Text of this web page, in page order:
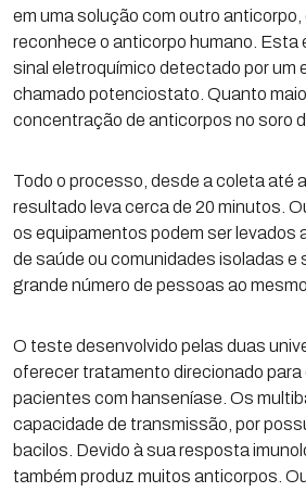
em uma solução com outro anticorpo,
reconhece o anticorpo humano. Esta
sinal eletroquímico detectado por um
chamado potenciostato. Quanto
concentração de anticorpos no soro
Todo o processo, desde a coleta até
resultado leva cerca de 20 minutos.
os equipamentos podem ser levados
de saúde ou comunidades isoladas e
grande número de pessoas ao
O teste desenvolvido pelas duas
oferecer tratamento direcionado para
pacientes com hanseníase. Os
capacidade de transmissão, por
bacilos. Devido à sua resposta
também produz muitos anticorpos.